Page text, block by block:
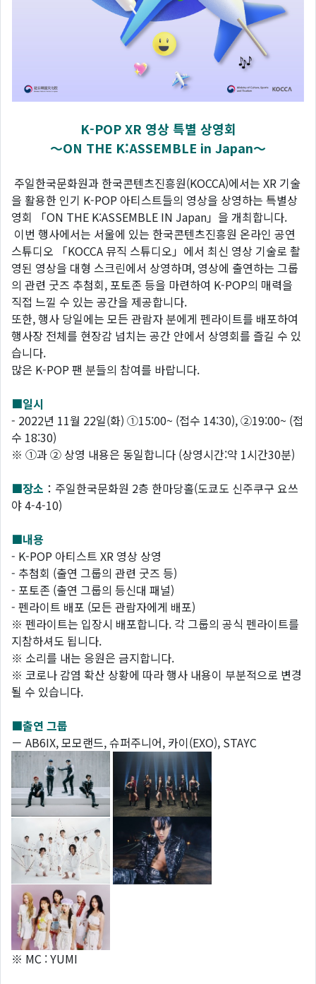
K-POP XR 영상 특별 상영회
～ON THE K:ASSEMBLE in Japan～
주일한국문화원과 한국콘텐츠진흥원(KOCCA)에서는 XR 기술
을 활용한 인기 K-POP 아티스트들의 영상을 상영하는 특별상
영회 「ON THE K:ASSEMBLE IN Japan」을 개최합니다.
이번 행사에서는 서울에 있는 한국콘텐츠진흥원 온라인 공연
스튜디오 「KOCCA 뮤직 스튜디오」에서 최신 영상 기술로 촬
영된 영상을 대형 스크린에서 상영하며, 영상에 출연하는 그룹
의 관련 굿즈 추첨회, 포토존 등을 마련하여 K-POP의 매력을
직접 느낄 수 있는 공간을 제공합니다.
또한, 행사 당일에는 모든 관람자 분에게 펜라이트를 배포하여
행사장 전체를 현장감 넘치는 공간 안에서 상영회를 즐길 수 있
습니다.
많은 K-POP 팬 분들의 참여를 바랍니다.
■일시
- 2022년 11월 22일(화) ①15:00~ (접수 14:30), ②19:00~ (접
수 18:30)
※ ①과 ② 상영 내용은 동일합니다 (상영시간:약 1시간30분)
■장소 ：주일한국문화원 2층 한마당홀(도쿄도 신주쿠구 요쓰
야 4-4-10)
■내용
- K-POP 아티스트 XR 영상 상영
- 추첨회 (출연 그룹의 관련 굿즈 등)
- 포토존 (출연 그룹의 등신대 패널)
- 펜라이트 배포 (모든 관람자에게 배포)
※ 펜라이트는 입장시 배포합니다. 각 그룹의 공식 펜라이트를
지참하셔도 됩니다.
※ 소리를 내는 응원은 금지합니다.
※ 코로나 감염 확산 상황에 따라 행사 내용이 부분적으로 변경
될 수 있습니다.
■출연 그룹
－ AB6IX, 모모랜드, 슈퍼주니어, 카이(EXO), STAYC
※ MC : YUMI